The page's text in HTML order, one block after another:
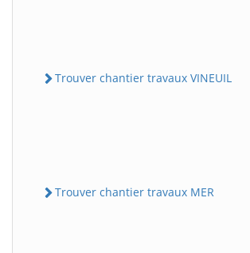
Trouver chantier travaux VINEUIL
Trouver chantier travaux MER